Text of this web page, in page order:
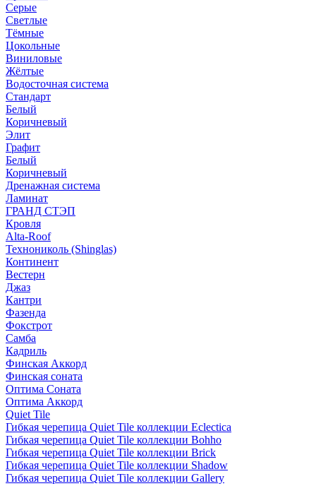
Серые
Светлые
Тёмные
Цокольные
Виниловые
Жёлтые
Водосточная система
Стандарт
Белый
Коричневый
Элит
Графит
Белый
Коричневый
Дренажная система
Ламинат
ГРАНД СТЭП
Кровля
Alta-Roof
Технониколь (Shinglas)
Континент
Вестерн
Джаз
Кантри
Фазенда
Фокстрот
Самба
Кадриль
Финская Аккорд
Финская соната
Оптима Соната
Оптима Аккорд
Quiet Tile
Гибкая черепица Quiet Tile коллекции Eclectica
Гибкая черепица Quiet Tile коллекции Bohho
Гибкая черепица Quiet Tile коллекции Brick
Гибкая черепица Quiet Tile коллекции Shadow
Гибкая черепица Quiet Tile коллекции Gallery